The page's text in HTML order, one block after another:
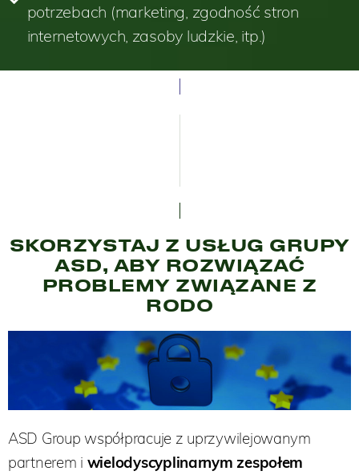
potrzebach (marketing, zgodność stron
internetowych, zasoby ludzkie, itp.)
SKORZYSTAJ Z USŁUG GRUPY
ASD, ABY ROZWIĄZAĆ
PROBLEMY ZWIĄZANE Z
RODO
ASD Group współpracuje z uprzywilejowanym
partnerem i wielodyscyplinarnym zespołem